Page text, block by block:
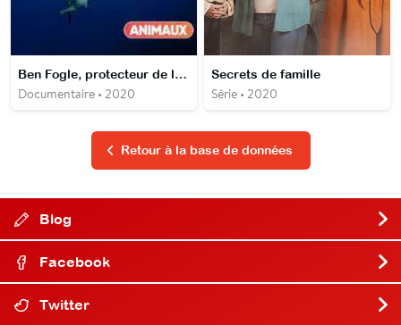
Ben Fogle, protecteur de la faune africaine - Le commerce illégal d'espèces sauvages
Documentaire • 2020
Secrets de famille
Série • 2020
Retour à la base de données
Blog
Facebook
Twitter